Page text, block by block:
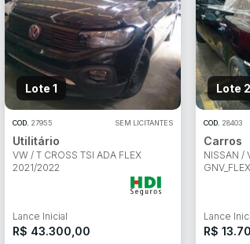
Lote 1
COD. 27955 SEM LICITANTES
Utilitário
VW / T CROSS TSI ADA FLEX
2021/2022
Lance Inicial
R$ 43.300,00
Lote 2
COD. 28403
Carros
NISSAN /
Lance
R$